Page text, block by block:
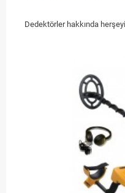
Dedektörler hakkında